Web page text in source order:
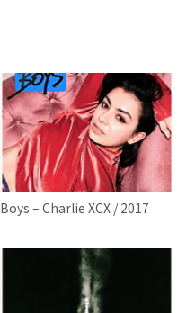
Boys – Charlie XCX / 2017